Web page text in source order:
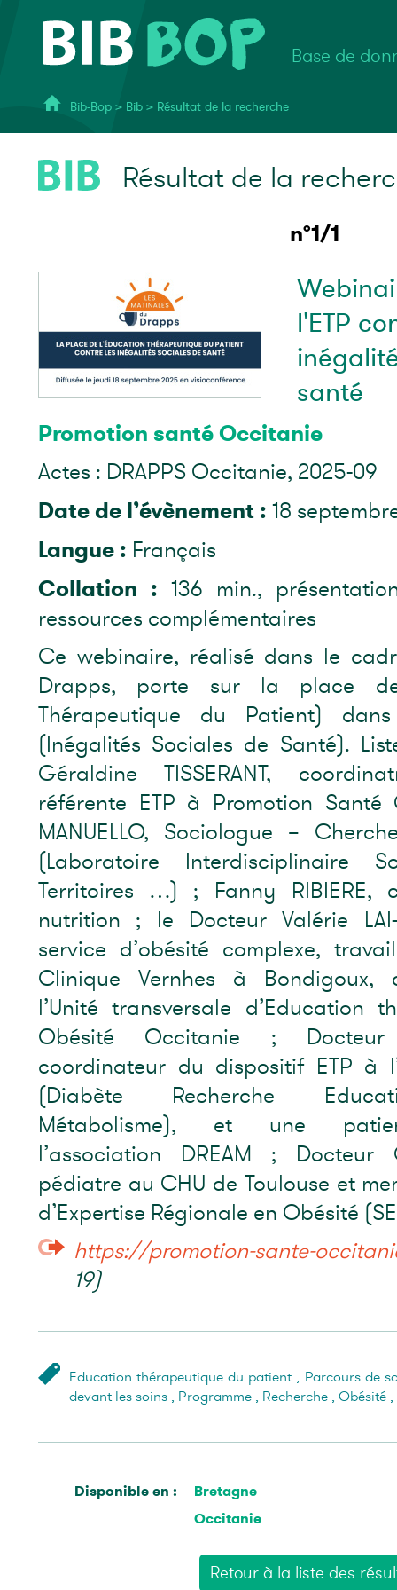
Base de
Bib-Bop > Bib > Résultat de la recherche
Résultat de la
n°1/1
l'ETP
santé
Promotion santé Occitanie
Actes : DRAPPS Occitanie, 2025-09
Date de l’évènement : 18
Langue : Français
Collation : 136 min.,
ressources complémentaires
Ce webinaire, réalisé dans le
Drapps, porte sur la place
Thérapeutique du Patient)
(Inégalités Sociales de Santé).
Géraldine TISSERANT,
référente ETP à Promotion
MANUELLO, Sociologue –
(Laboratoire Interdisciplinaire
Territoires …) ; Fanny
nutrition ; le Docteur Valérie
service d’obésité complexe,
Clinique Vernhes à Bondigoux,
l’Unité transversale d’Education
Obésité Occitanie ; Docteur
coordinateur du dispositif ETP à
(Diabète Recherche
Métabolisme), et une
l’association DREAM ; Docteur
pédiatre au CHU de Toulouse et
d’Expertise Régionale en Obésité
https://promotion-sante-
19)
Education thérapeutique du patient, Parcours de
devant les soins, Programme, Recherche, Obésité,
Disponible en :
Bretagne
Occitanie
Retour à la liste des